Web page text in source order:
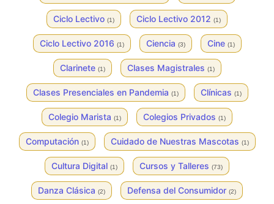
Ciclo Lectivo (1) Ciclo Lectivo 2012 (1)
Ciclo Lectivo 2016 (1) Ciencia (3) Cine (1)
Clarinete (1) Clases Magistrales (1)
Clases Presenciales en Pandemia (1) Clínicas (1)
Colegio Marista (1) Colegios Privados (1)
Computación (1) Cuidado de Nuestras Mascotas (1)
Cultura Digital (1) Cursos y Talleres (73)
Danza Clásica (2) Defensa del Consumidor (2)